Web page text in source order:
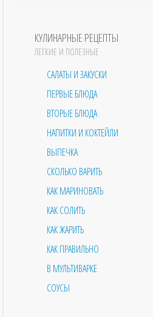
КУЛИНАРНЫЕ РЕЦЕПТЫ
ЛЕГКИЕ И ПОЛЕЗНЫЕ
САЛАТЫ И ЗАКУСКИ
ПЕРВЫЕ БЛЮДА
ВТОРЫЕ БЛЮДА
НАПИТКИ И КОКТЕЙЛИ
ВЫПЕЧКА
СКОЛЬКО ВАРИТЬ
КАК МАРИНОВАТЬ
КАК СОЛИТЬ
КАК ЖАРИТЬ
КАК ПРАВИЛЬНО
В МУЛЬТИВАРКЕ
СОУСЫ